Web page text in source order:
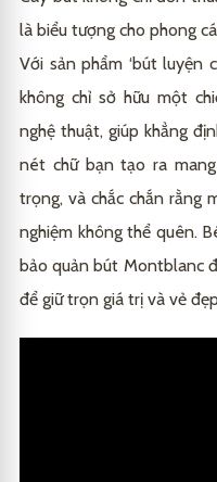
là biểu tượng cho phong
Với sản phẩm ‘bút luyện
không chỉ sở hữu một
nghệ thuật, giúp khẳng
nét chữ bạn tạo ra
trọng, và chắc chắn rằng
nghiệm không thể quên.
bảo quản bút Montblanc
để giữ trọn giá trị và vẻ